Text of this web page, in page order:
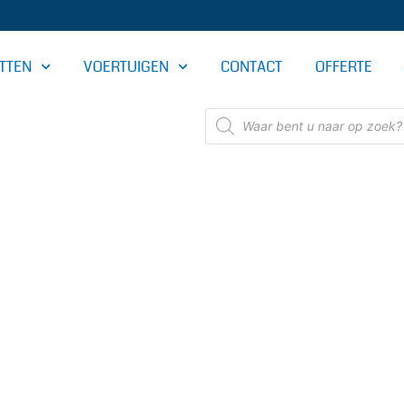
VOERTUIGEN CONTACT OFFERTE
Producten
zoeken